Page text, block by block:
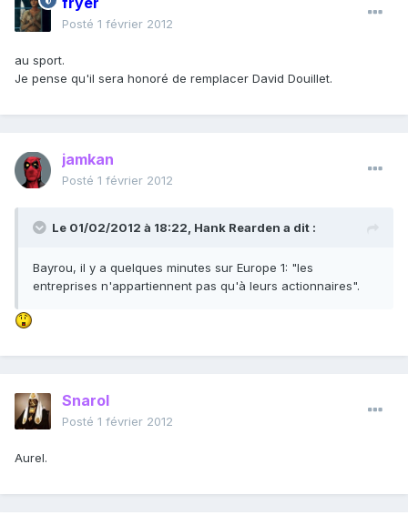
Posté 1 février 2012
au sport.
Je pense qu'il sera honoré de remplacer David Douillet.
jamkan
Posté 1 février 2012
Le 01/02/2012 à 18:22, Hank Rearden a dit :
Bayrou, il y a quelques minutes sur Europe 1: "les
entreprises n'appartiennent pas qu'à leurs actionnaires".
Snarol
Posté 1 février 2012
Aurel.